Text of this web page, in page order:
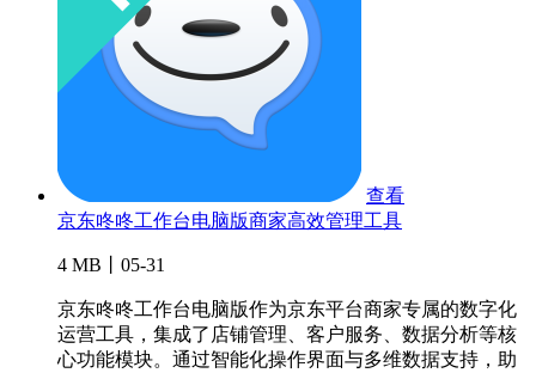
查看
京东咚咚工作台电脑版商家高效管理工具
4 MB丨05-31
京东咚咚工作台电脑版作为京东平台商家专属的数字化
运营工具，集成了店铺管理、客户服务、数据分析等核
心功能模块。通过智能化操作界面与多维数据支持，助